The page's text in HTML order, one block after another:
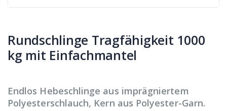
Rundschlinge Tragfähigkeit 1000
kg mit Einfachmantel
Endlos Hebeschlinge aus imprägniertem
Polyesterschlauch, Kern aus Polyester-Garn.